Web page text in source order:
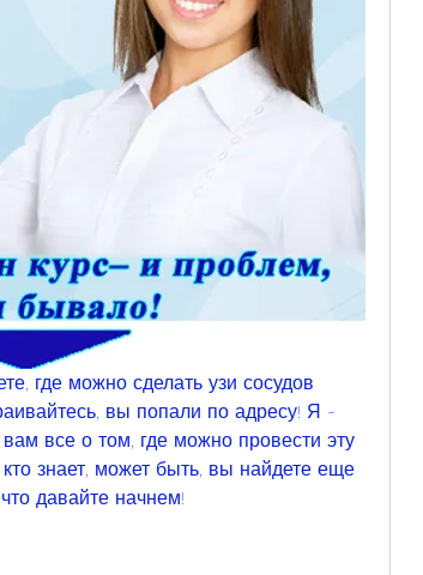
где можно сделать узи сосудов
вы попали по адресу! Я -
все о том, где можно провести эту
знает, может быть, вы найдете еще
давайте начнем!